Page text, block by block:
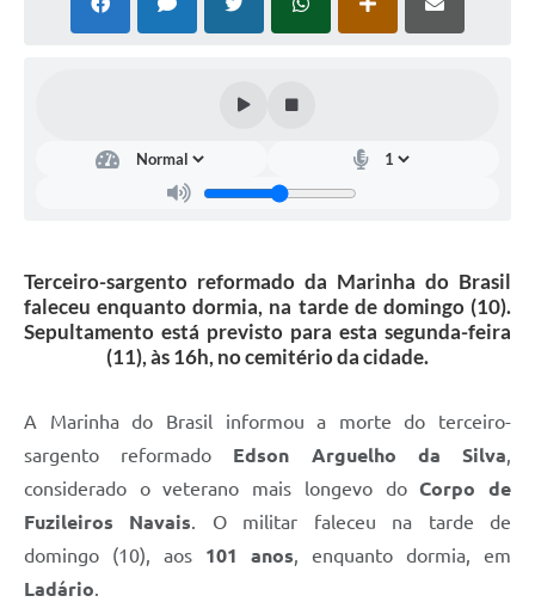
Links úteis
Terceiro-sargento reformado da Marinha do Brasil
faleceu enquanto dormia, na tarde de domingo (10).
Sepultamento está previsto para esta segunda-feira
(11), às 16h, no cemitério da cidade.
A Marinha do Brasil informou a morte do terceiro-
sargento reformado Edson Arguelho da Silva,
considerado o veterano mais longevo doCorpo de
Fuzileiros Navais. O militar faleceu na tarde de
domingo (10), aos 101 anos, enquanto dormia, em
Ladário.